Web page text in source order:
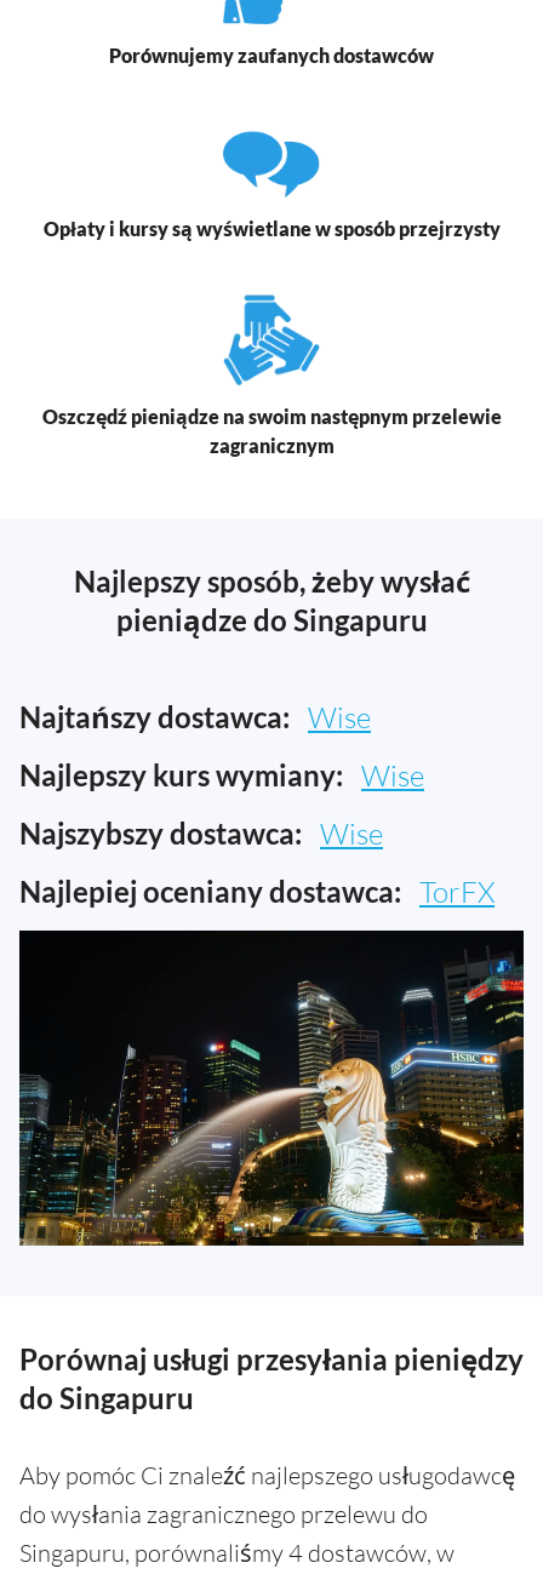
Porównujemy zaufanych dostawców
Opłaty i kursy są wyświetlane w sposób przejrzysty
Oszczędź pieniądze na swoim następnym przelewie
zagranicznym
Najlepszy sposób, żeby wysłać
pieniądze do Singapuru
Najtańszy dostawca: Wise
Najlepszy kurs wymiany: Wise
Najszybszy dostawca: Wise
Najlepiej oceniany dostawca: TorFX
Porównaj usługi przesyłania pieniędzy
do Singapuru
Aby pomóc Ci znaleźć najlepszego usługodawcę
do wysłania zagranicznego przelewu do
Singapuru, porównaliśmy 4 dostawców, w